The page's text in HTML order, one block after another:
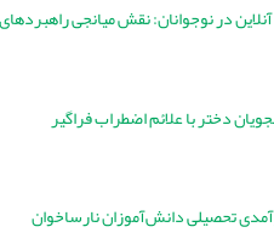
در نوجوانان: نقش میانجی
دختر با علائم اضطراب فراگیر
تحصیلی دانش‌آموزان نارساخوان